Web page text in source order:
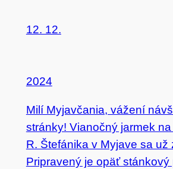
12. 12.
2024
Milí Myjavčania, vážení
stránky! Vianočný jarmek
R. Štefánika v Myjave sa už
Pripravený je opäť stánkový